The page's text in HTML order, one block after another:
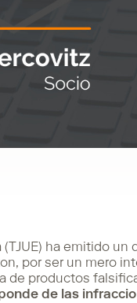
ha emitido un
por ser un mero
de productos
de las